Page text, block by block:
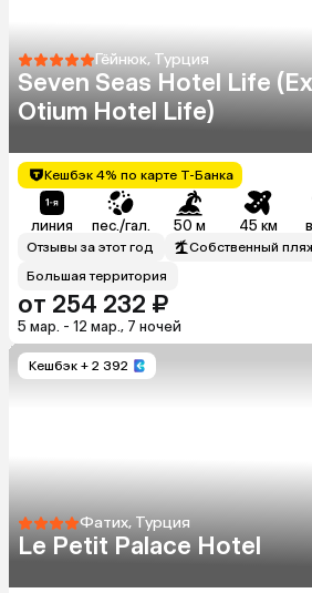
Гёйнюк, Турция
Seven Seas Hotel Life
Otium Hotel Life)
Кешбэк 4% по карте Т-Банка
линия пес./гал. 50 м 45 км
Отзывы за этот год
Собственный
Большая территория
от 254 232 ₽
5 мар. - 12 мар., 7 ночей
Кешбэк + 2 392
Фатих, Турция
Le Petit Palace Hotel